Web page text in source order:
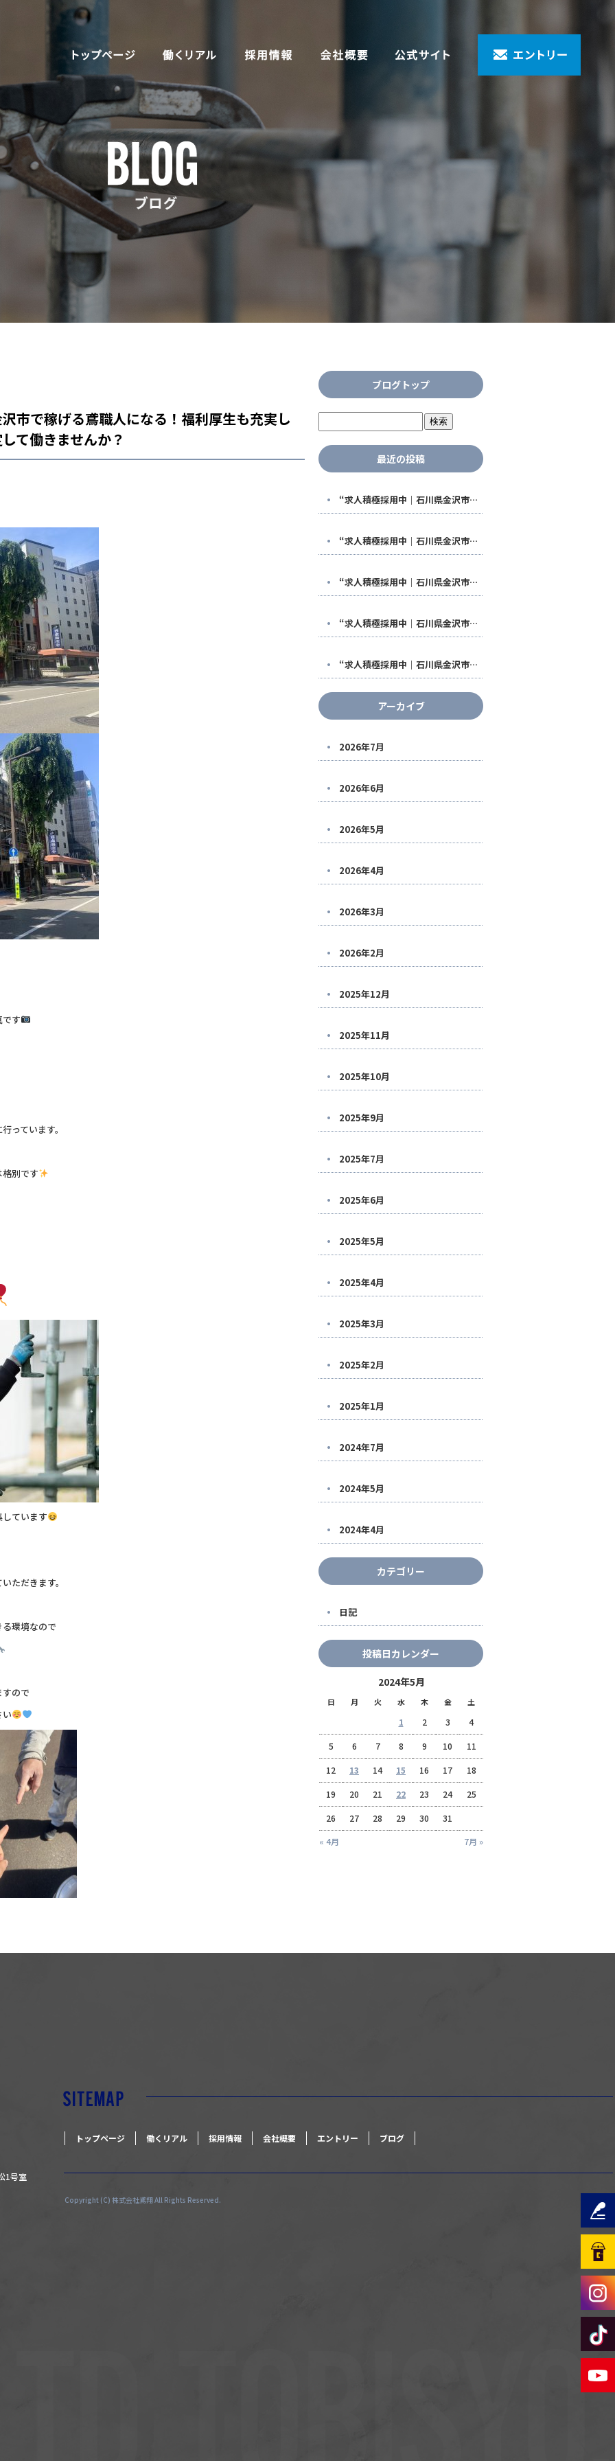
市で稼げる鳶職人になる！福利厚生も充実し
て働きませんか？
す
っています。
別です
ています
ただきます。
環境なので
ので
ブログトップ
最近の投稿
“求人積極採用中｜石川県金沢市で稼げる鳶職人になる！福利厚生も充実した【株式会社鳶翔】で安定して働きませんか？
“求人積極採用中｜石川県金沢市で稼げる鳶職人になる！福利厚生も充実した【株式会社鳶翔】で安定して働きませんか？
“求人積極採用中｜石川県金沢市で稼げる鳶職人になる！福利厚生も充実した【株式会社鳶翔】で安定して働きませんか？
“求人積極採用中｜石川県金沢市で稼げる鳶職人になる！福利厚生も充実した【株式会社鳶翔】で安定して働きませんか？
“求人積極採用中｜石川県金沢市で稼げる鳶職人になる！福利厚生も充実した【株式会社鳶翔】で安定して働きませんか？
アーカイブ
2026年7月
2026年6月
2026年5月
2026年4月
2026年3月
2026年2月
2025年12月
2025年11月
2025年10月
2025年9月
2025年7月
2025年6月
2025年5月
2025年4月
2025年3月
2025年2月
2025年1月
2024年7月
2024年5月
2024年4月
カテゴリー
日記
投稿日カレンダー
2024年5月
日 月 火 水 木 金 土
« 4月 7月 »
1 2 3 4
5 6 7 8 9 10 11
12 13 14 15 16 17 18
19 20 21 22 23 24 25
26 27 28 29 30 31
トップページ 働くリアル 採用情報 会社概要 エントリー ブログ
1号室
Copyright (C) 株式会社鳶翔 All Rights Reserved.